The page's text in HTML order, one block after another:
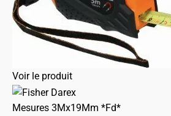
Voir le produit
Mesures 3Mx19Mm *Fd*